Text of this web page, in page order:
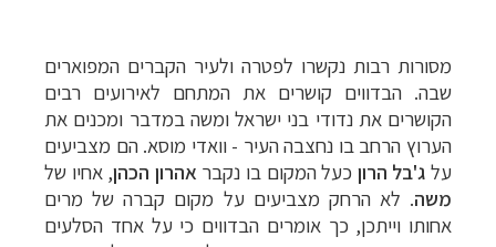
מסורות רבות נקשרו לפטרה ולעיר הקברים המפוארים
שבה. הבדווים קושרים את המתחם לאירועים רבים
הקושרים את נדודי בני ישראל ומשה במדבר ומכנים את
הערוץ הרחב בו נחצבה העיר - וואדי מוסא. הם מצביעים
על ג'בל הרון כעל המקום בו נקבר אהרון הכהן, אחיו של
משה. לא הרחק מצביעים על מקום קברה של מרים
אחותו וייתכן, כך אומרים הבדווים כי על אחד הסלעים